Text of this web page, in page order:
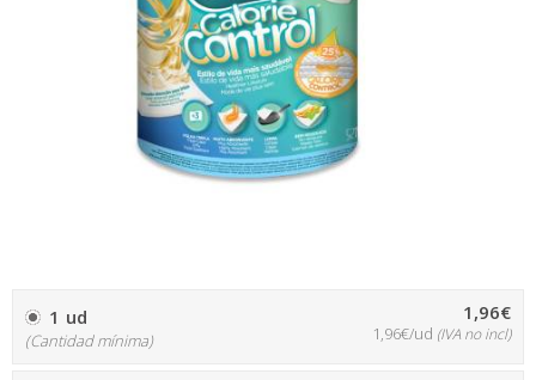
1 ud
(Cantidad mínima)
1,96€
1,96€/ud (IVA no incl)